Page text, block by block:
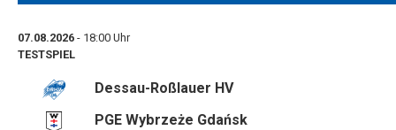
07.08.2026 - 18:00 Uhr
TESTSPIEL
Dessau-Roßlauer HV
PGE Wybrzeże Gdańsk